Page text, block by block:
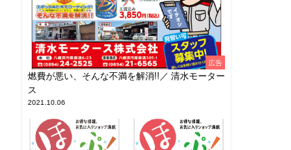
広告
燃費が悪い、そんな不満を解消!!／ 清水モーター
ス
2021.10.06